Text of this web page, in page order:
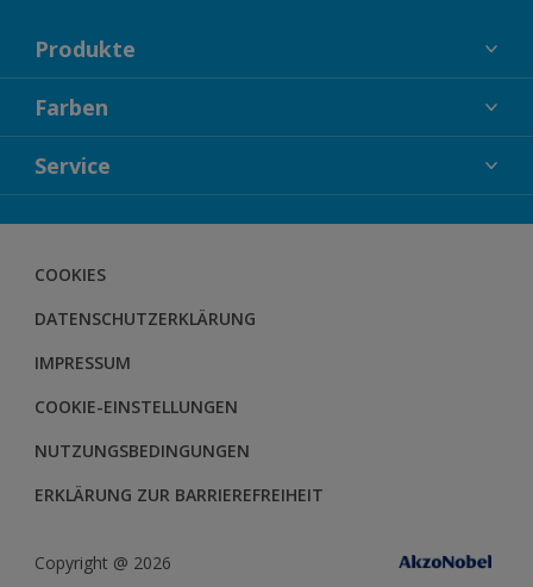
Produkte
FASSADENFARBEN
INNENFARBEN
LACKE
BODENSYSTEM
Farben
KOLLEKTIONEN
FARBTRENDS
FARBBERATUNG
Service
HERBOL NACHRICHTEN
HERBOL WERBEMITTELSHOP
SCHULUNGEN
COOKIES
DATENSCHUTZERKLÄRUNG
IMPRESSUM
COOKIE-EINSTELLUNGEN
NUTZUNGSBEDINGUNGEN
ERKLÄRUNG ZUR BARRIEREFREIHEIT
Copyright @ 2026